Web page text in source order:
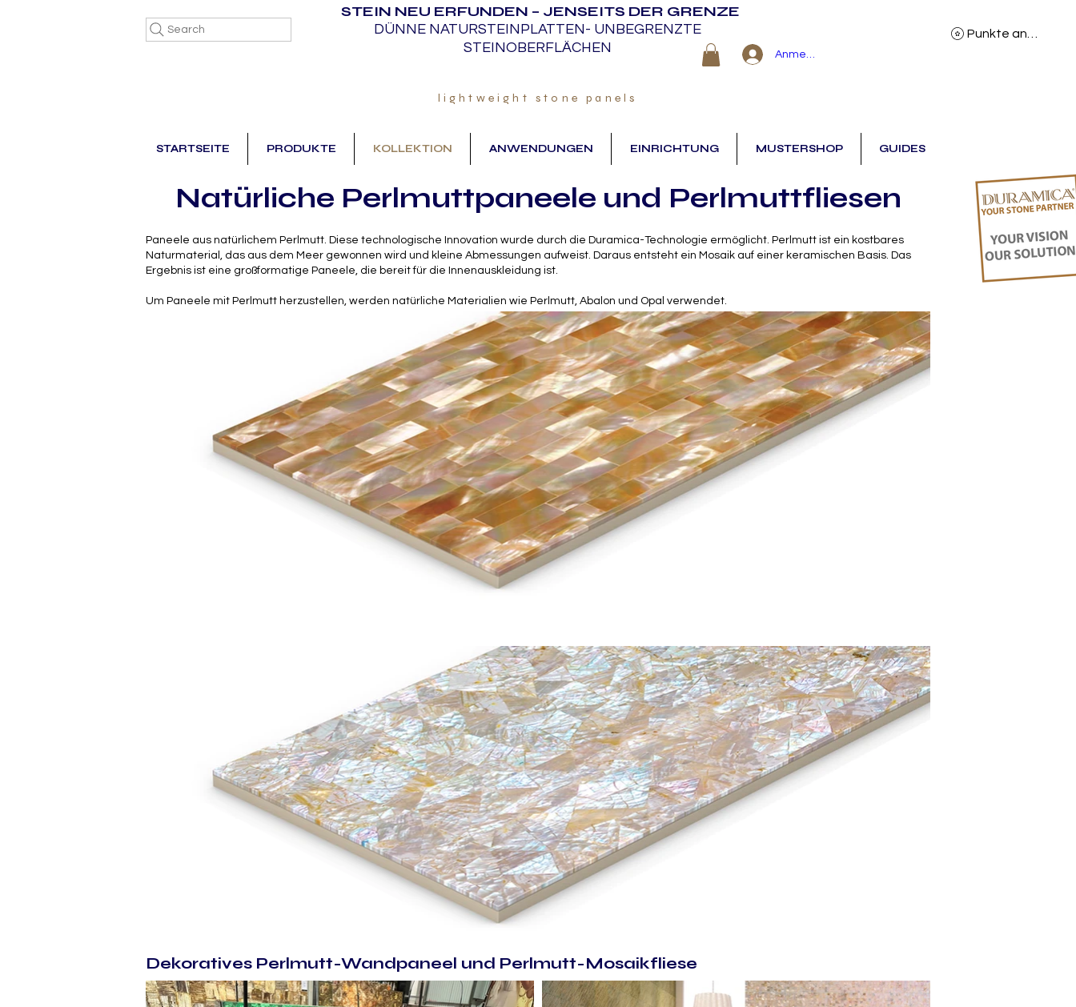
Search
Anmelden
STEIN NEU ERFUNDEN – JENSEITS DER GRENZE
DÜNNE NATURSTEINPLATTEN- UNBEGRENZTE
STEINOBERFLÄCHEN
lightweight stone panels
STARTSEITE PRODUKTE KOLLEKTION ANWENDUNGEN EINRICHTUNG MUSTERSHOP GUIDES
Natürliche Perlmuttpaneele und Perlmuttfliesen
Paneele aus natürlichem Perlmutt. Diese technologische Innovation wurde durch die Duramica-Technologie ermöglicht. Perlmutt ist ein kostbares
Naturmaterial, das aus dem Meer gewonnen wird und kleine Abmessungen aufweist. Daraus entsteht ein Mosaik auf einer keramischen Basis. Das
Ergebnis ist eine großformatige Paneele, die bereit für die Innenauskleidung ist.
Um Paneele mit Perlmutt herzustellen, werden natürliche Materialien wie Perlmutt, Abalon und Opal verwendet.
Dekoratives Perlmutt-Wandpaneel und Perlmutt-Mosaikfliese